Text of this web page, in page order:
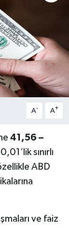
A- A+
41,56 –
sınırlı
ABD
ve faiz